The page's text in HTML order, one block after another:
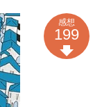
感想
199